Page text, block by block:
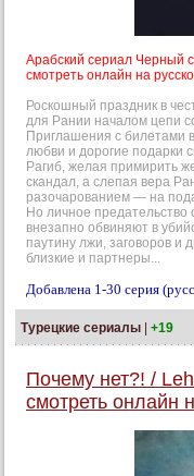
Арабский сериал Черный
смотреть онлайн на
Роскошный праздник в
для Рании началом цепи
Приглашения с билетами
любви и дорогие подарки
Рагиб, желая примирить
скандал, а слепая вера
разочарованием — на
Но личное
внезапно обвиняют в
паутину лжи, заговоров и
близкие и партнеры...
Добавлена 1-30 серия
Турецкие сериалы +19
Почему нет?! /
смотреть онлайн